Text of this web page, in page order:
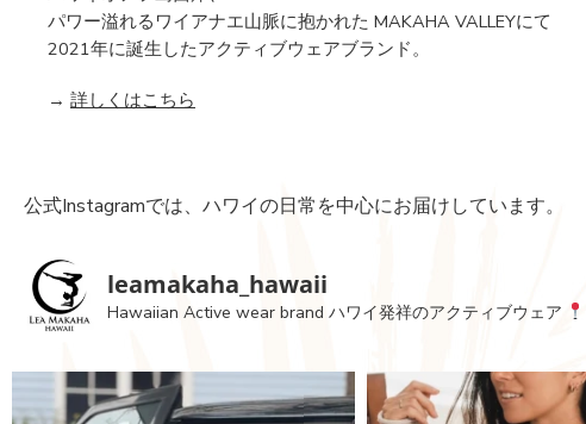
パワー溢れるワイアナエ山脈に抱かれた MAKAHA VALLEYにて
2021年に誕生したアクティブウェアブランド。
→ 詳しくはこちら
公式Instagramでは、ハワイの日常を中心にお届けしています。
leamakaha_hawaii
Hawaiian Active wear brand ハワイ発祥のアクティブウェア